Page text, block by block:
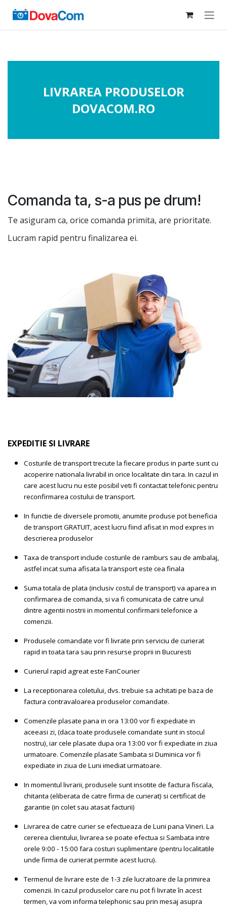
LIVRAREA PRODUSELOR
DOVACOM.RO
Comanda ta, s-a pus pe drum!
Te asiguram ca, orice comanda primita, are prioritate.
Lucram rapid pentru finalizarea ei.
EXPEDITIE SI LIVRARE
Costurile de transport trecute la fiecare produs in parte sunt cu
acoperire nationala livrabil in orice localitate din tara. In cazul in
care acest lucru nu este posibil veti fi contactat telefonic pentru
reconfirmarea costului de transport.
In functie de diversele promotii, anumite produse pot beneficia
de transport GRATUIT, acest lucru fiind afisat in mod expres in
descrierea produselor
Taxa de transport include costurile de ramburs sau de ambalaj,
astfel incat suma afisata la transport este cea finala
Suma totala de plata (inclusiv costul de transport) va aparea in
confirmarea de comanda, si va fi comunicata de catre unul
dintre agentii nostrii in momentul confirmarii telefonice a
comenzii.
Produsele comandate vor fi livrate prin serviciu de curierat
rapid in toata tara sau prin resurse proprii in Bucuresti
Curierul rapid agreat este FanCourier
La receptionarea coletului, dvs. trebuie sa achitati pe baza de
factura contravaloarea produselor comandate.
Comenzile plasate pana in ora 13:00 vor fi expediate in
aceeasi zi, (daca toate produsele comandate sunt in stocul
nostru), iar cele plasate dupa ora 13:00 vor fi expediate in ziua
urmatoare. Comenzile plasate Sambata si Duminica vor fi
expediate in ziua de Luni imediat urmatoare.
In momentul livrarii, produsele sunt insotite de factura fiscala,
chitanta (eliberata de catre firma de curierat) si certificat de
garantie (in colet sau atasat facturii)
Livrarea de catre curier se efectueaza de Luni pana Vineri. La
cererea clientului, livrarea se poate efectua si Sambata intre
orele 9:00 - 15:00 fara costuri suplimentare (pentru localitatile
unde firma de curierat permite acest lucru).
Termenul de livrare este de 1-3 zile lucratoare de la primirea
comenzii. In cazul produselor care nu pot fi livrate în acest
termen, va vom informa telephonic sau prin mesaj asupra